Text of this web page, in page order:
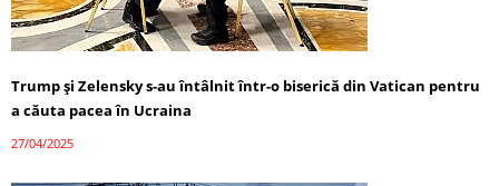
Trump și Zelensky s-au întâlnit într-o biserică din Vatican pentru
a căuta pacea în Ucraina
27/04/2025